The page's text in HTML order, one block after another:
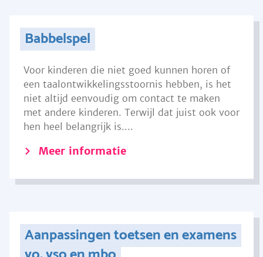
Babbelspel
Voor kinderen die niet goed kunnen horen of
een taalontwikkelingsstoornis hebben, is het
niet altijd eenvoudig om contact te maken
met andere kinderen. Terwijl dat juist ook voor
hen heel belangrijk is....
Meer informatie
Aanpassingen toetsen en examens